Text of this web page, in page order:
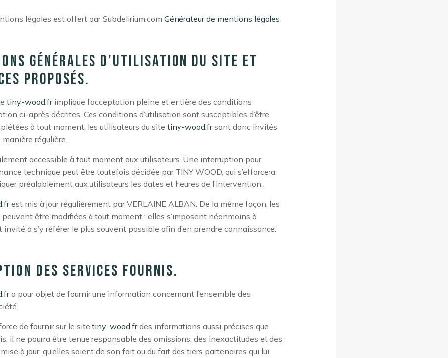
légales est offert par Subdelirium.com Générateur de mentions légales
générales d’utilisation du site et
proposés.
tiny-wood.frimplique l’acceptation pleine et entière des conditions
ci-après décrites. Ces conditions d’utilisation sont susceptibles d’être
à tout moment, les utilisateurs du site tiny-wood.frsont donc invités
régulière.
accessible à tout moment aux utilisateurs. Une interruption pour
technique peut être toutefois décidée par TINY WOOD, qui s’efforcera
préalablement aux utilisateurs les dates et heures de l’intervention.
est mis à jour régulièrement par VERLAINE ALBAN. De la même façon, les
être modifiées à tout moment : elles s’imposent néanmoins à
invité à s’y référer le plus souvent possible afin d’en prendre connaissance.
des services fournis.
a pour objet de fournir une information concernant l’ensemble des
de fournir sur le site tiny-wood.frdes informations aussi précises que
il ne pourra être tenue responsable des omissions, des inexactitudes et des
à jour, qu’elles soient de son fait ou du fait des tiers partenaires qui lui